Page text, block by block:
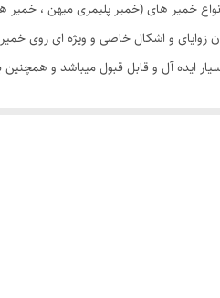
خمیر های (خمیر پلیمری میهن ، خمیر
زوایای و اشکال خاصی و ویژه ای روی
)بسیار ایده آل و قابل قبول میباشد و